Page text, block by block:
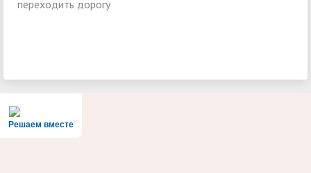
переходить дорогу
Решаем вместе